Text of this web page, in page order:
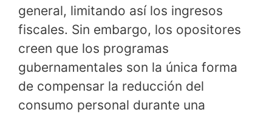
general, limitando así los ingresos
fiscales. Sin embargo, los opositores
creen que los programas
gubernamentales son la única forma
de compensar la reducción del
consumo personal durante una